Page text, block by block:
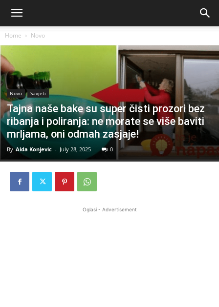
Home Novo
Novo Savjeti
Tajna naše bake su super čisti prozori bez
ribanja i poliranja: ne morate se više baviti
mrljama, oni odmah zasjaje!
By Aida Konjevic - July 28, 2025 0
Oglasi - Advertisement